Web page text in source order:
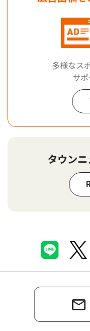
多様なス
サポ
タウン